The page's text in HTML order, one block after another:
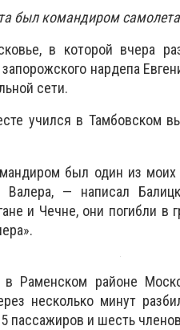
был командиром самолета
в которой вчера
нардепа
сети.
учился в Тамбовском
был один из
Валера, — написал
и Чечне, они погибли
Раменском районе
несколько минут
пассажиров и шесть